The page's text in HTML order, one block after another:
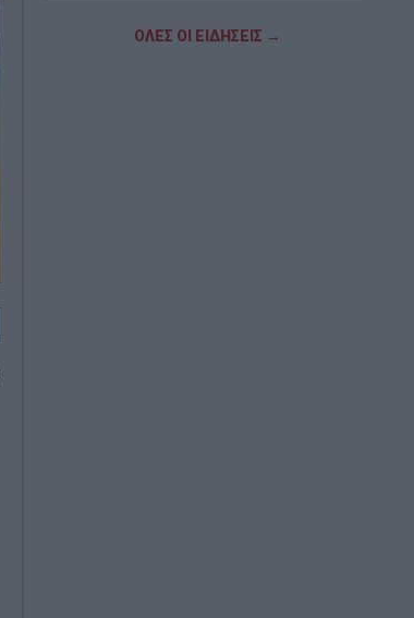
Ήττα 1-0 από την Άντερλεχτ στην Τούμπα
ΟΛΕΣ ΟΙ ΕΙΔΗΣΕΙΣ →